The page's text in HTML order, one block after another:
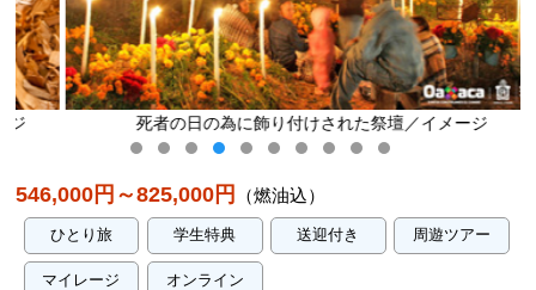
死者の日の為に飾り付けされた祭壇／イメージ
546,000円～825,000円 （燃油込）
ひとり旅 学生特典 送迎付き 周遊ツアー
マイレージ
オンライン